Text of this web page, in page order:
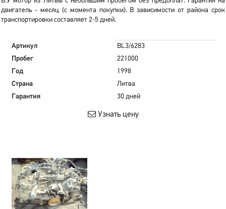
двигатель - месяц (с момента покупки). В зависимости от района срок
транспортировки составляет 2-5 дней.
Артикул
BL3/6283
Пробег
221000
Год
1998
Страна
Литва
Гарантия
30 дней
Узнать цену